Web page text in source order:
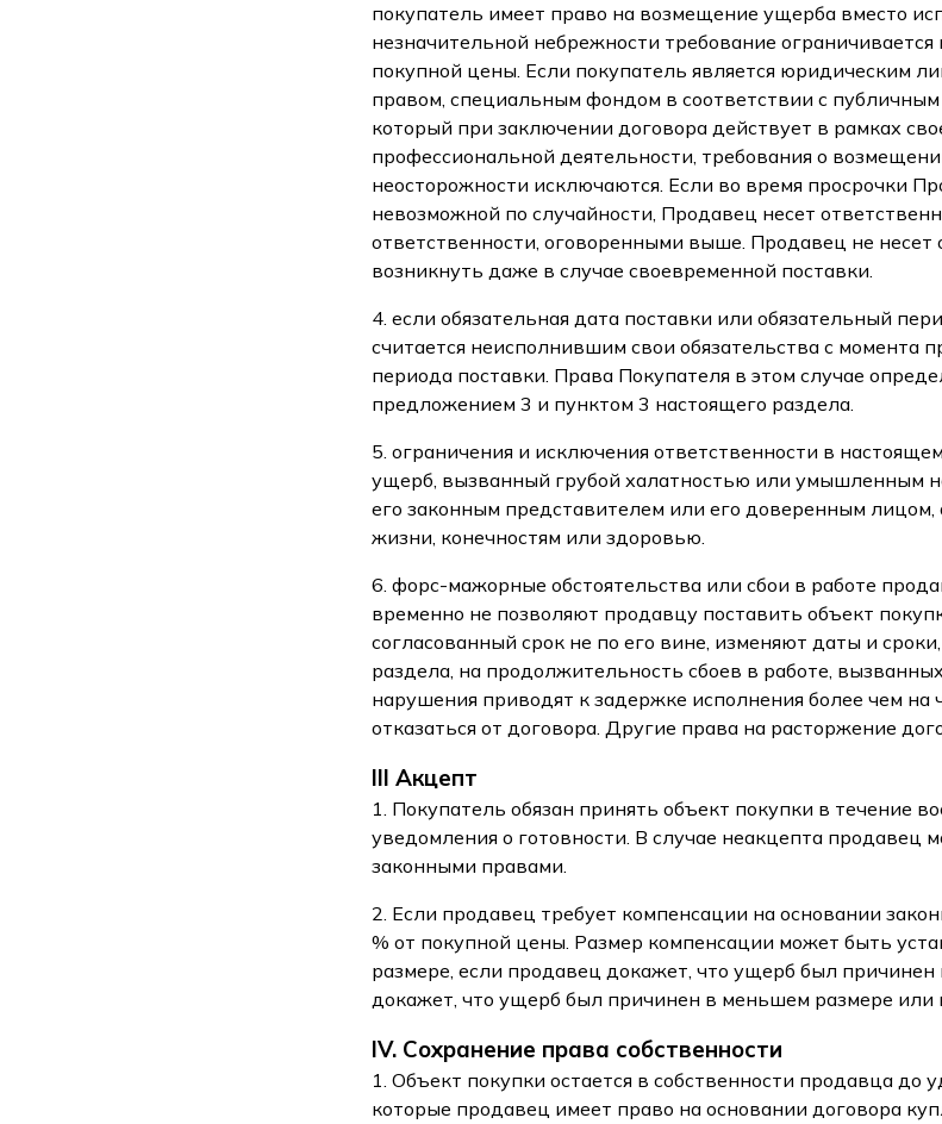
покупатель имеет право на возмещение ущерба вместо
незначительной небрежности требование
покупной цены. Если покупатель является юридическим
правом, специальным фондом в соответствии с
который при заключении договора действует в рамках
профессиональной деятельности, требования о
неосторожности исключаются. Если во время просрочки
невозможной по случайности, Продавец несет
ответственности, оговоренными выше. Продавец не несет
возникнуть даже в случае своевременной поставки.
4. если обязательная дата поставки или обязательный
считается неисполнившим свои обязательства с момента
периода поставки. Права Покупателя в этом случае
предложением 3 и пунктом 3 настоящего раздела.
5. ограничения и исключения ответственности в
ущерб, вызванный грубой халатностью или умышленным
его законным представителем или его доверенным
жизни, конечностям или здоровью.
6. форс-мажорные обстоятельства или сбои в работе
временно не позволяют продавцу поставить объект
согласованный срок не по его вине, изменяют даты и
раздела, на продолжительность сбоев в работе,
нарушения приводят к задержке исполнения более чем
отказаться от договора. Другие права на расторжение
III Акцепт
1. Покупатель обязан принять объект покупки в течение
уведомления о готовности. В случае неакцепта продавец
законными правами.
2. Если продавец требует компенсации на основании
% от покупной цены. Размер компенсации может быть
размере, если продавец докажет, что ущерб был
докажет, что ущерб был причинен в меньшем размере или
IV. Сохранение права собственности
1. Объект покупки остается в собственности продавца до
которые продавец имеет право на основании договора